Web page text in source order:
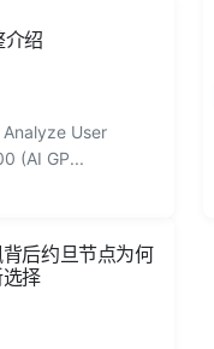
介绍
User
(AI GP...
后约旦节点为何
择